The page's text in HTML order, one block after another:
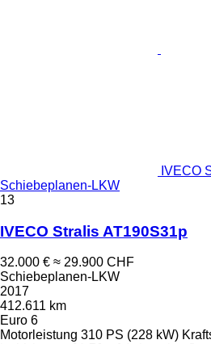
IVECO
Schiebeplanen-LKW
13
IVECO Stralis AT190S31p
32.000 € ≈ 29.900 CHF
Schiebeplanen-LKW
2017
412.611 km
Euro 6
Motorleistung 310 PS (228 kW)